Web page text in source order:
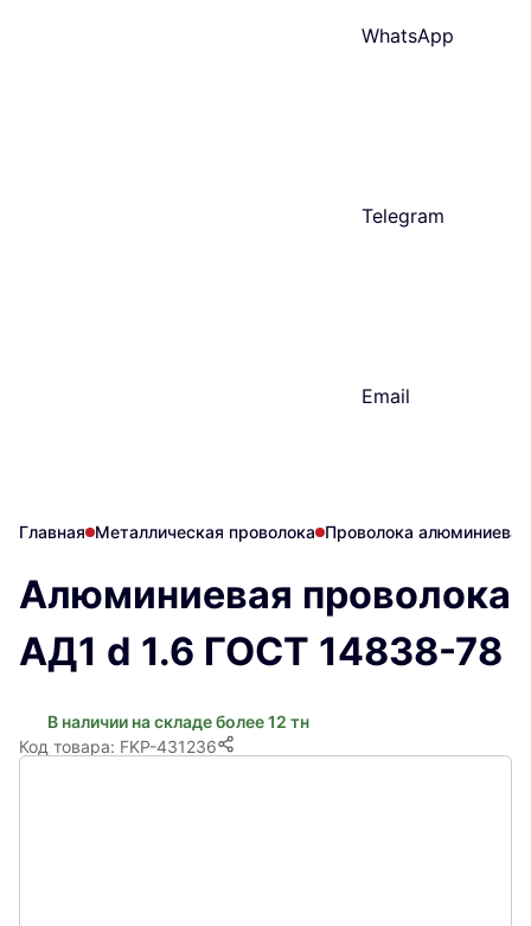
WhatsApp
Telegram
Email
Главная Металлическая проволока Проволока алюминиевая
Алюминиевая проволока
АД1 d 1.6 ГОСТ 14838-78
В наличии на складе более 12 тн
Код товара: FKP-431236